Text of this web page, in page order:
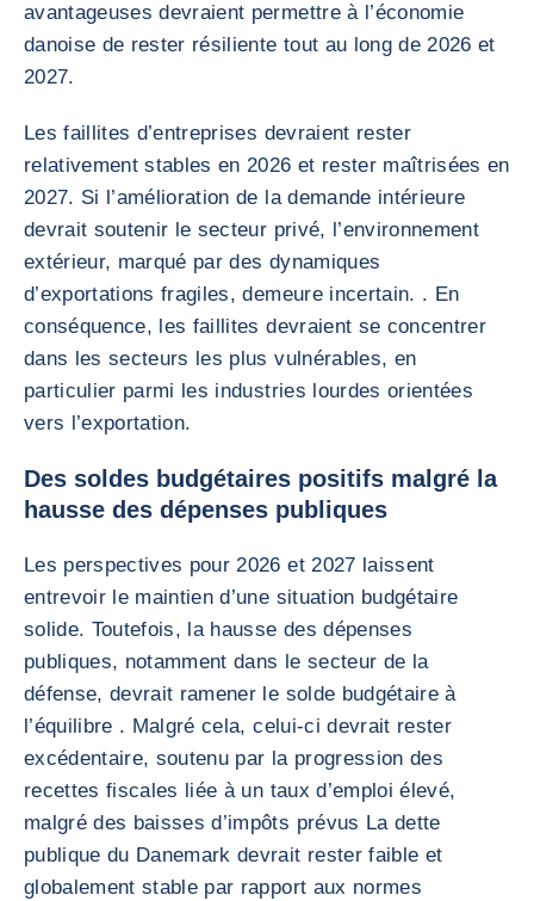
avantageuses devraient permettre à l’économie
danoise de rester résiliente tout au long de 2026 et
2027.
Les faillites d’entreprises devraient rester
relativement stables en 2026 et rester maîtrisées en
2027. Si l’amélioration de la demande intérieure
devrait soutenir le secteur privé, l’environnement
extérieur, marqué par des dynamiques
d’exportations fragiles, demeure incertain. . En
conséquence, les faillites devraient se concentrer
dans les secteurs les plus vulnérables, en
particulier parmi les industries lourdes orientées
vers l’exportation.
Des soldes budgétaires positifs malgré la
hausse des dépenses publiques
Les perspectives pour 2026 et 2027 laissent
entrevoir le maintien d’une situation budgétaire
solide. Toutefois, la hausse des dépenses
publiques, notamment dans le secteur de la
défense, devrait ramener le solde budgétaire à
l’équilibre . Malgré cela, celui-ci devrait rester
excédentaire, soutenu par la progression des
recettes fiscales liée à un taux d’emploi élevé,
malgré des baisses d’impôts prévus La dette
publique du Danemark devrait rester faible et
globalement stable par rapport aux normes